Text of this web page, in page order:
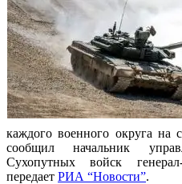
каждого военного округа на
сообщил начальник
Сухопутных войск
передает РИА “Новости”.